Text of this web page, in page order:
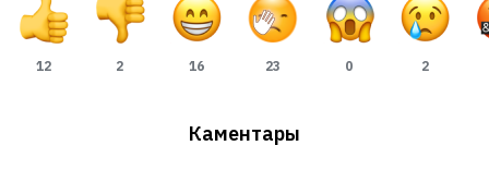
12 2 16 23 0 2
Каментары